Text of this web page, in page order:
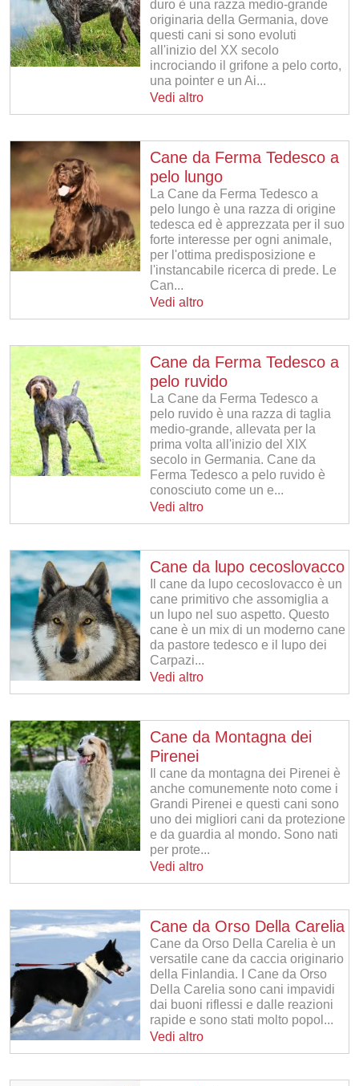
duro è una razza medio-grande
originaria della Germania, dove
questi cani si sono evoluti
all'inizio del XX secolo
incrociando il grifone a pelo corto,
una pointer e un Ai...
Vedi altro
Cane da Ferma Tedesco a
pelo lungo
La Cane da Ferma Tedesco a
pelo lungo è una razza di origine
tedesca ed è apprezzata per il suo
forte interesse per ogni animale,
per l'ottima predisposizione e
l'instancabile ricerca di prede. Le
Can...
Vedi altro
Cane da Ferma Tedesco a
pelo ruvido
La Cane da Ferma Tedesco a
pelo ruvido è una razza di taglia
medio-grande, allevata per la
prima volta all'inizio del XIX
secolo in Germania. Cane da
Ferma Tedesco a pelo ruvido è
conosciuto come un e...
Vedi altro
Cane da lupo cecoslovacco
Il cane da lupo cecoslovacco è un
cane primitivo che assomiglia a
un lupo nel suo aspetto. Questo
cane è un mix di un moderno cane
da pastore tedesco e il lupo dei
Carpazi...
Vedi altro
Cane da Montagna dei
Pirenei
Il cane da montagna dei Pirenei è
anche comunemente noto come i
Grandi Pirenei e questi cani sono
uno dei migliori cani da protezione
e da guardia al mondo. Sono nati
per prote...
Vedi altro
Cane da Orso Della Carelia
Cane da Orso Della Carelia è un
versatile cane da caccia originario
della Finlandia. I Cane da Orso
Della Carelia sono cani impavidi
dai buoni riflessi e dalle reazioni
rapide e sono stati molto popol...
Vedi altro